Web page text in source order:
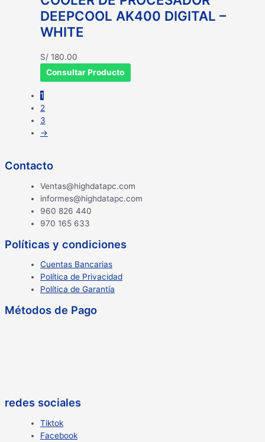
DEEPCOOL AK400 DIGITAL –
WHITE
S/ 180.00
Consultar Producto
1
2
3
→
Contacto
Ventas@highdatapc.com
informes@highdatapc.com
960 826 440
970 165 633
Políticas y condiciones
Cuentas Bancarias
Política de Privacidad
Política de Garantía
Métodos de Pago
redes sociales
Tiktok
Facebook